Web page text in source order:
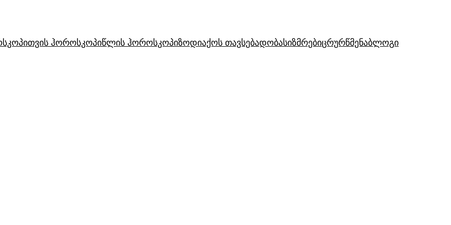
თვის ჰოროსკოპიწლის ჰოროსკოპიზოდიაქოს თავსებადობასიზმრებიცრურწმენაბლოგი